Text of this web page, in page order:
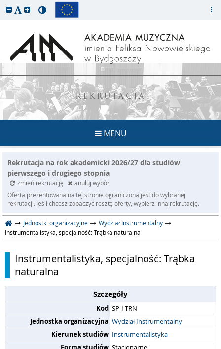
REKRUTACJA
MENU
Rekrutacja na rok akademicki 2026/27 dla studiów
pierwszego i drugiego stopnia
zmień rekrutację
anuluj wybór
Oferta prezentowana na tej stronie ograniczona jest do wybranej
rekrutacji. Jeśli chcesz zobaczyć resztę oferty, wybierz inną rekrutację.
Jednostki organizacyjne
Wydział Instrumentalny
Instrumentalistyka, specjalność: Trąbka naturalna
Instrumentalistyka, specjalność: Trąbka
naturalna
Szczegóły
Kod SP-I-TRN
Jednostka organizacyjna Wydział Instrumentalny
Kierunek studiów Instrumentalistyka
Forma studiów Stacjonarne